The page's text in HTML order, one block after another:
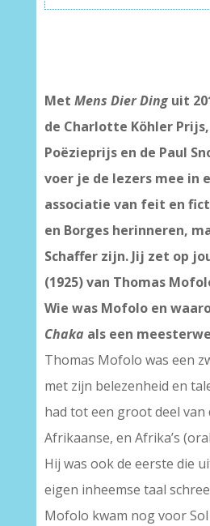
Met Mens Dier Dinguit
de Charlotte Köhler
Poëzieprijs en de Paul
voer je de lezers mee in
associatie van feit en
en Borges herinneren,
Schaffer zijn. Jij zet op
(1925) van Thomas
Wie was Mofolo en
Chaka als een
Thomas Mofolo was een
met zijn belezenheid en
had tot een groot deel van
Afrikaanse, en Afrika’s
Hij was ook de eerste die
eigen inheemse taal
Mofolo kwam nog voor